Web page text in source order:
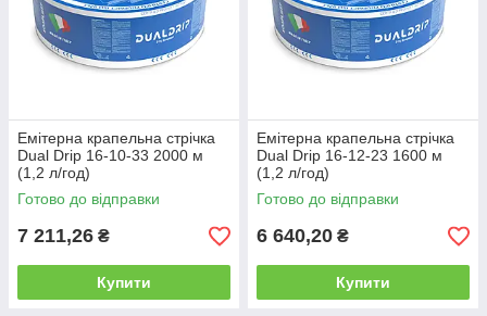
Емітерна крапельна стрічка
Dual Drip 16-10-33 2000 м
(1,2 л/год)
Готово до відправки
7 211,26 ₴
Купити
Емітерна крапельна стрічка
Dual Drip 16-12-23 1600 м
(1,2 л/год)
Готово до відправки
6 640,20 ₴
Купити